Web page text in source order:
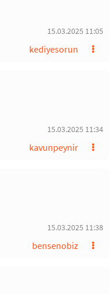
15.03.2025 11:05
kediyesorun
15.03.2025 11:34
kavunpeynir
15.03.2025 11:38
bensenobiz